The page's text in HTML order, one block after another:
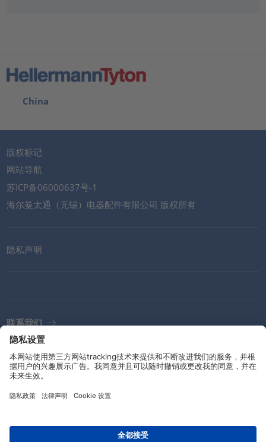
China
版权标记
网站导航
苏ICP备06000637号-1
海尔曼太通（无锡）电器配件有限公司 版权所有
隐私声明
联系我们
电子报
社交媒体